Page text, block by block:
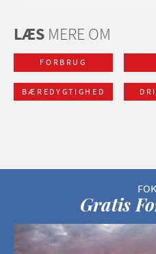
LÆS MERE OM
FORBRUG
BÆREDYGTIGHED
Gratis